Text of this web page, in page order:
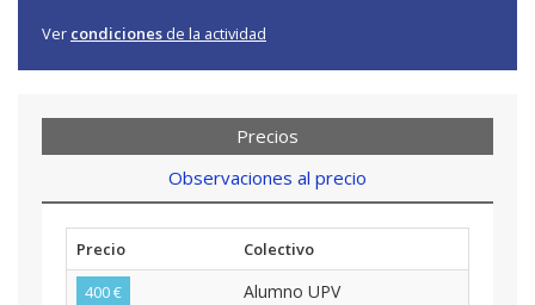
Ver condiciones de la actividad
Precios
Observaciones al precio
Precio
Colectivo
400 €
Alumno UPV